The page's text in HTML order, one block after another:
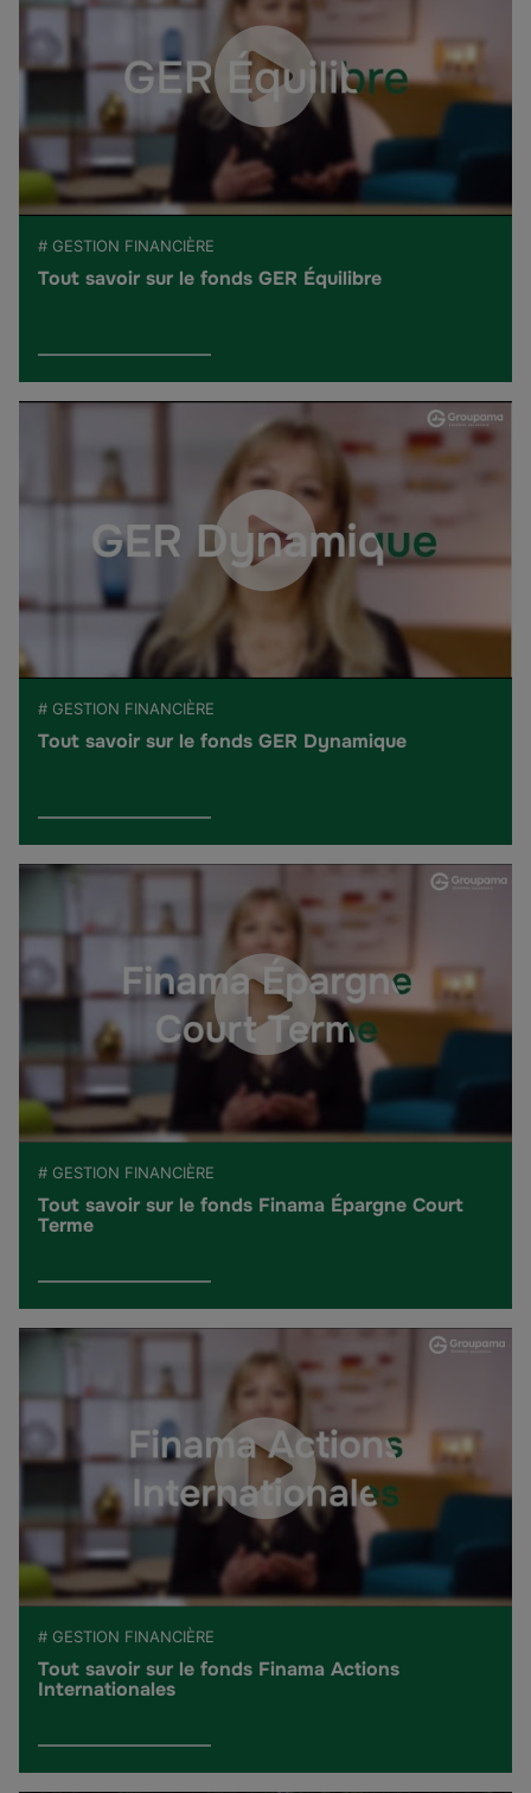
# GESTION FINANCIÈRE
Tout savoir sur le fonds GER Équilibre
# GESTION FINANCIÈRE
Tout savoir sur le fonds GER Dynamique
# GESTION FINANCIÈRE
Tout savoir sur le fonds Finama Épargne Court
Terme
# GESTION FINANCIÈRE
Tout savoir sur le fonds Finama Actions
Internationales